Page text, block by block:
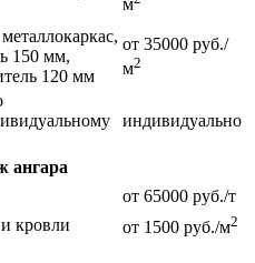
м
150 мм,
120 мм
от 35000 руб./
м2
индивидуально
ангара
от 65000 руб./т
кровли
от 1500 руб./м2